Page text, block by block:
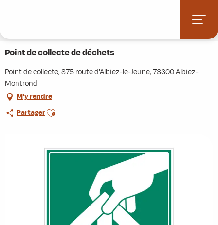
principal
Point de collecte de déchets
Point de collecte, 875 route d'Albiez-le-Jeune, 73300 Albiez-
Montrond
M'y rendre
PartagerAjouter aux favoris